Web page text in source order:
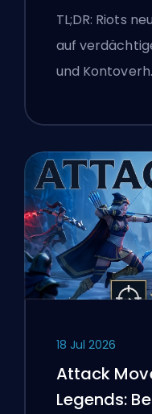
Boosting-
TL;DR: Riots
auf
und
18 Jul 2026
Attack
Legends: